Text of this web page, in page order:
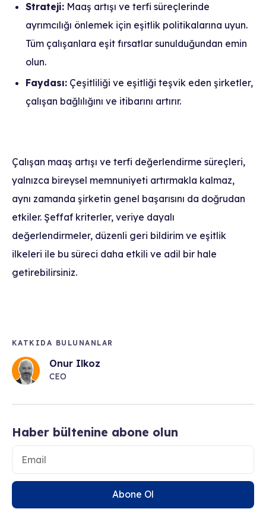
Strateji: Maaş artışı ve terfi süreçlerinde
ayrımcılığı önlemek için eşitlik politikalarına uyun.
Tüm çalışanlara eşit fırsatlar sunulduğundan emin
olun.
Faydası: Çeşitliliği ve eşitliği teşvik eden şirketler,
çalışan bağlılığını ve itibarını artırır.
Çalışan maaş artışı ve terfi değerlendirme süreçleri,
yalnızca bireysel memnuniyeti artırmakla kalmaz,
aynı zamanda şirketin genel başarısını da doğrudan
etkiler. Şeffaf kriterler, veriye dayalı
değerlendirmeler, düzenli geri bildirim ve eşitlik
ilkeleri ile bu süreci daha etkili ve adil bir hale
getirebilirsiniz.
KATKIDA BULUNANLAR
Onur Ilkoz
CEO
Haber bültenine abone olun
Abone Ol